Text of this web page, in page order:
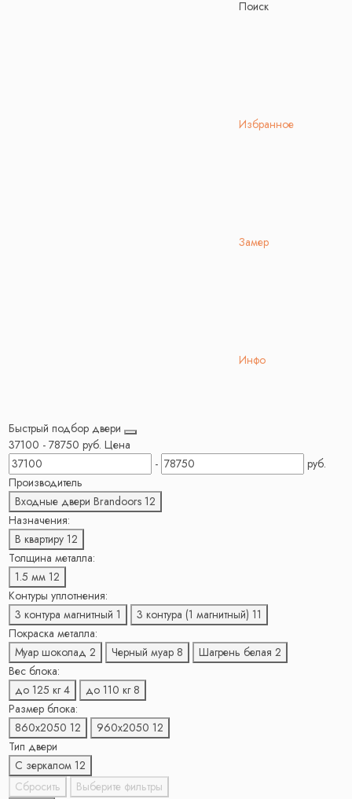
Поиск
Избранное
Замер
Инфо
Быстрый подбор двери
37100 - 78750 руб. Цена
-
руб.
Производитель
Входные двери Brandoors 12
Назначения:
В квартиру 12
Толщина металла:
1.5 мм 12
Контуры уплотнения:
3 контура магнитный 1 3 контура (1 магнитный) 11
Покраска металла:
Муар шоколад 2 Черный муар 8 Шагрень белая 2
Вес блока:
до 125 кг 4 до 110 кг 8
Размер блока:
860х2050 12 960х2050 12
Тип двери
С зеркалом 12
Сбросить
Выберите фильтры